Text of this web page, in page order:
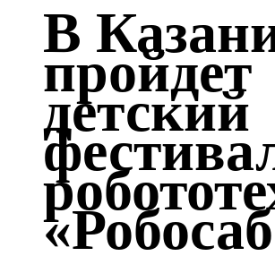
Кадыбаш
105,2 FM
Казан
91,5 FM
Кайбыч
106,1 FM
Кама тамагы
В
пройдет
детский